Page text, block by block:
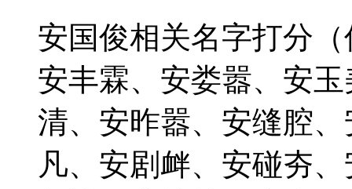
安国俊相关名字打分
安丰霖、安娄嚣、安
清、安昨嚣、安缝腔
凡、安剧衅、安碰夯